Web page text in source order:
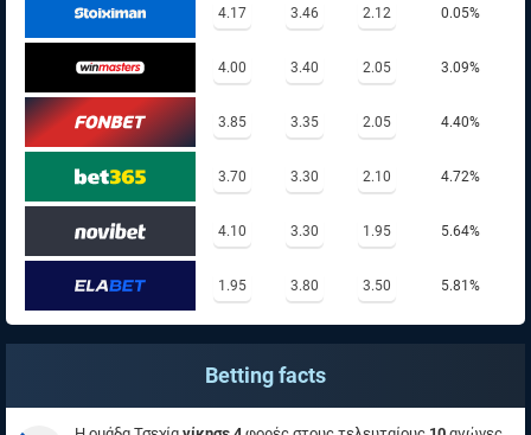
4.17 3.46 2.12 0.05%
4.00 3.40 2.05 3.09%
3.85 3.35 2.05 4.40%
3.70 3.30 2.10 4.72%
4.10 3.30 1.95 5.64%
1.95 3.80 3.50 5.81%
Betting facts